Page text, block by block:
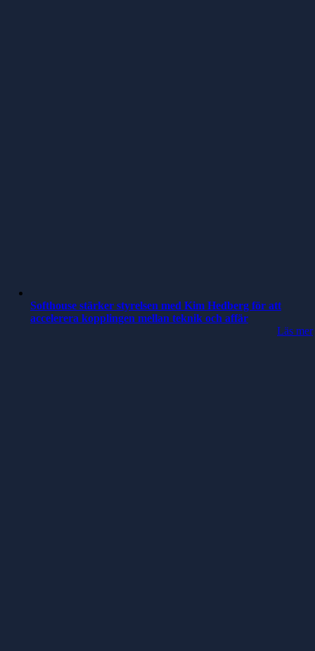
Softhouse stärker styrelsen med Kim Hedberg för att
accelerera kopplingen mellan teknik och affär
Läs mer